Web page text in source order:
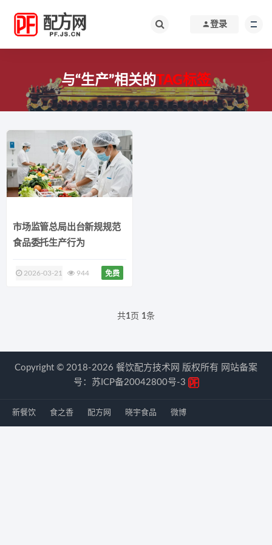
登录
与“生产”相关的TAG标签
市场监管总局出台新规规范
食品委托生产行为
2026-03-21 944 免费
共1 页 1条
Copyright © 2018-2026 餐饮配方技术网 版权所有 网站备案
号： 苏ICP备20042800号-3
新餐饮 食之香 配方网 晓宇食品 微博